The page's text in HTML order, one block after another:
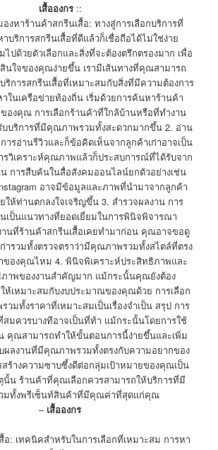
เสื้อองกร::
งหาร้านค้าสกรีนเสื้อ: ทางสู่การเลือกบริการที่
บริการสกรีนเสื้อที่ดีแล้วก็เชื่อถือได้ไม่ใช่ง่าย
ไปด้วยตัวเลือกและสิ่งที่จะต้องตรึกตรองมาก เพื่อ
นใจของคุณง่ายขึ้น เรามีเส้นทางที่คุณสามารถ
ริการสกรีนเสื้อที่เหมาะสมกับสิ่งที่มีความต้องการ
นเครือข่ายท้องถิ่น เริ่มด้วยการค้นหาร้านค้า
องคุณ การเลือกร้านค้าที่ใกล้บ้านหรือที่ทำงาน
บริการที่มีคุณภาพรวมทั้งสะดวกมากขึ้น 2. อ่าน
ารอ่านรีวิวและก็ข้อคิดเห็นจากลูกค้าเก่าอาจเป็น
รวิเคราะห์คุณภาพแล้วก็ประสบการณ์ที่ได้รับจาก
การสืบค้นในสื่อสังคมออนไลน์ยกตัวอย่างเช่น
อาจมีข้อมูลและภาพที่นำมาจากลูกค้า
ให้ท่านตกลงใจเจริญขึ้น 3. สำรวจผลงาน การ
เป็นแนวทางที่ยอดเยี่ยมในการพินิจพิจารณา
นที่ร้านค้าสกรีนเสื้อเคยทำมาก่อน คุณอาจขอดู
ก่ารวมทั้งตรวจตราว่ามีคุณภาพรวมทั้งสไตล์ที่ตรง
ของคุณไหม 4. พินิจพิเคราะห์ประสิทธิภาพและ
ภาพของงานสำคัญมาก แม้กระนั้นคุณยังต้อง
ห้เหมาะสมกับงบประมาณของคุณด้วย การเลือก
มทั้งราคาที่เหมาะสมเป็นเรื่องจำเป็น สรุป การ
สมควรบางทีอาจเป็นที่ท้า แม้กระนั้นโดยการใช้
คุณสามารถทำให้ขั้นตอนการนี้ง่ายขึ้นและเพิ่ม
ผลงานที่มีคุณภาพรวมทั้งตรงกับความอยากของ
ร้างความซาบซึ้งดีต่อกลุ่มเป้าหมายของคุณเป็น
นั้น ร้านค้าที่คุณเลือกควรสามารถให้บริการที่มี
มทั้งพรีเซ็นท์สินค้าที่มีคุณค่าที่สุดแก่คุณ
– เสื้อองกร
อ: เทคนิคสำหรับในการเลือกที่เหมาะสม การหา